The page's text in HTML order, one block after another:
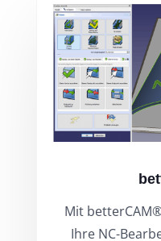
Mit
Ihre NC-